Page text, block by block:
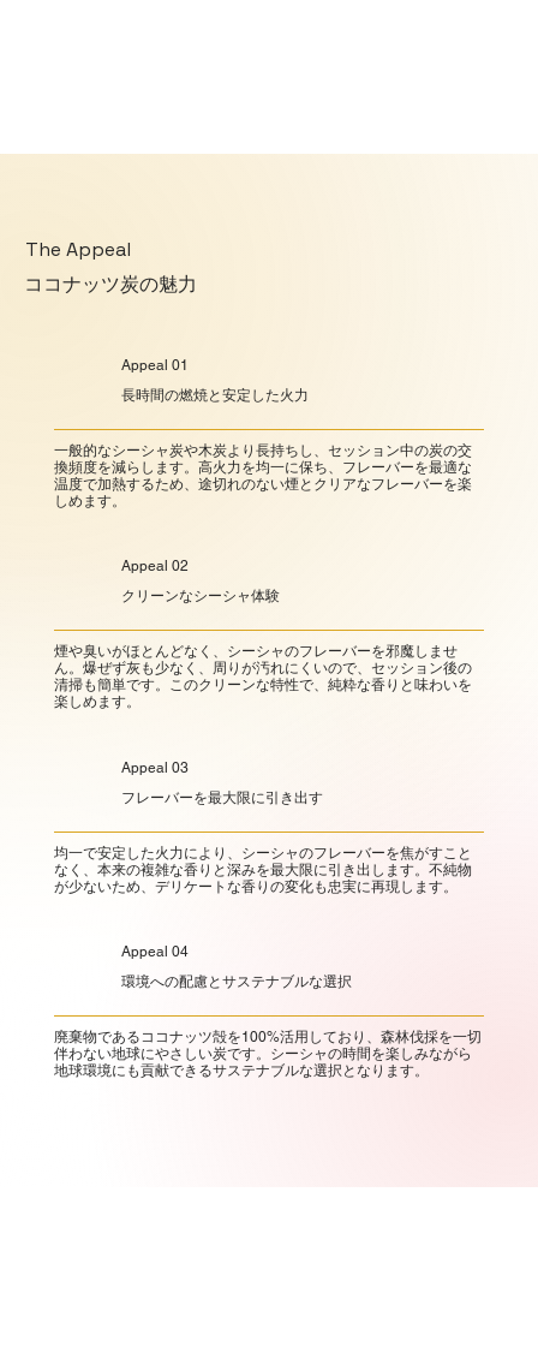
The Appeal
ココナッツ炭の魅力
Appeal 01
長時間の燃焼と安定した火力
一般的なシーシャ炭や木炭より長持ちし、セッション中の炭の交
換頻度を減らします。高火力を均一に保ち、フレーバーを最適な
温度で加熱するため、途切れのない煙とクリアなフレーバーを楽
しめます。
Appeal 02
クリーンなシーシャ体験
煙や臭いがほとんどなく、シーシャのフレーバーを邪魔しませ
ん。爆ぜず灰も少なく、周りが汚れにくいので、セッション後の
清掃も簡単です。このクリーンな特性で、純粋な香りと味わいを
楽しめます。
Appeal 03
フレーバーを最大限に引き出す
均一で安定した火力により、シーシャのフレーバーを焦がすこと
なく、本来の複雑な香りと深みを最大限に引き出します。不純物
が少ないため、デリケートな香りの変化も忠実に再現します。
Appeal 04
環境への配慮とサステナブルな選択
廃棄物であるココナッツ殻を100%活用しており、森林伐採を一切
伴わない地球にやさしい炭です。シーシャの時間を楽しみながら
地球環境にも貢献できるサステナブルな選択となります。